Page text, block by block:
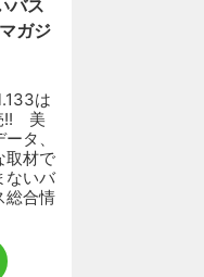
バス
ガジ
は
!! 美
タ、
取材で
ないバ
総合情